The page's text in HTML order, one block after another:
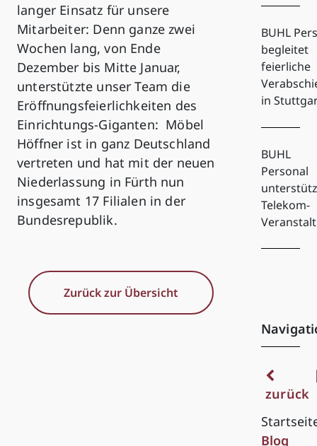
langer Einsatz für unsere
Mitarbeiter: Denn ganze zwei
Wochen lang, von Ende
Dezember bis Mitte Januar,
unterstützte unser Team die
Eröffnungsfeierlichkeiten des
Einrichtungs-Giganten: Möbel
Höffner ist in ganz Deutschland
vertreten und hat mit der neuen
Niederlassung in Fürth nun
insgesamt 17 Filialen in der
Bundesrepublik.
Zurück zur Übersicht
BUHL
begleitet
feierliche
in
BUHL
Personal
Telekom-
zurück
Blog